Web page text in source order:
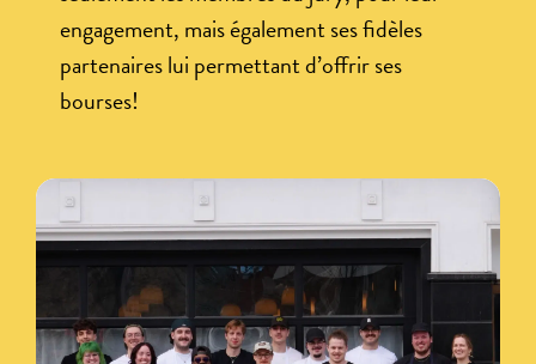
engagement, mais également ses fidèles
partenaires lui permettant d’offrir ses
bourses!